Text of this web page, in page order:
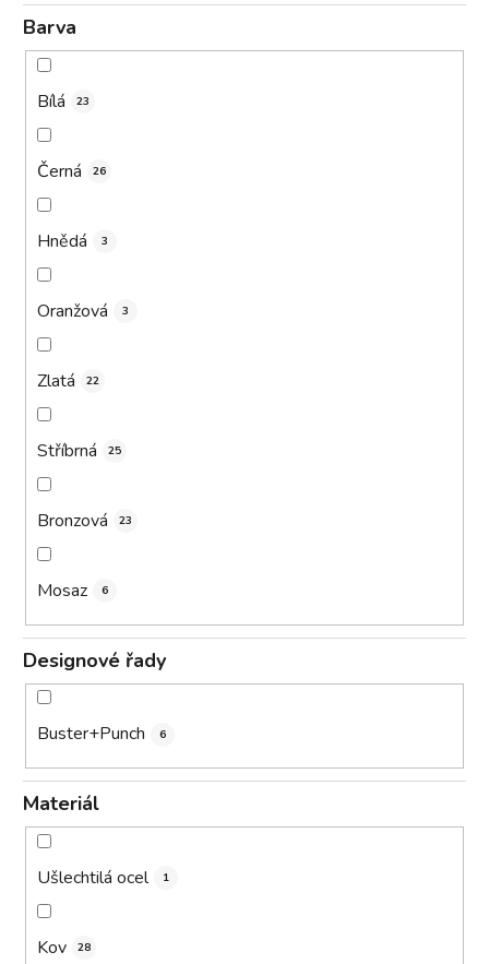
Barva
Bílá 23
Černá 26
Hnědá 3
Oranžová 3
Zlatá 22
Stříbrná 25
Bronzová 23
Mosaz 6
Designové řady
Buster+Punch 6
Materiál
Ušlechtilá ocel 1
Kov 28